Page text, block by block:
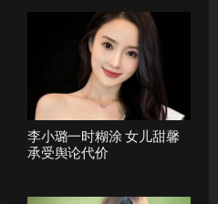
李小璐一时糊涂 女儿甜馨
承受舆论代价